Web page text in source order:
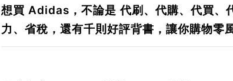
想買 Adidas，不論是代刷、代購、代買、
力、省稅，還有千則好評背書，讓你購物零風